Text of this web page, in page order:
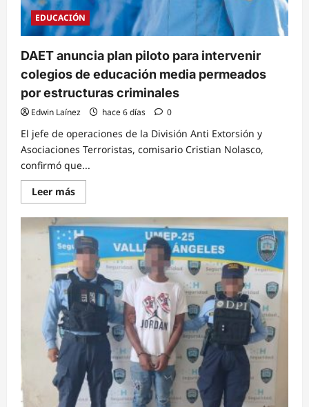
Negrito,
Yoro
EDUCACIÓN
DAET anuncia plan piloto para intervenir
colegios de educación media permeados
por estructuras criminales
Edwin Laínez hace 6 días 0
El jefe de operaciones de la División Anti Extorsión y
Asociaciones Terroristas, comisario Cristian Nolasco,
confirmó que...
Leer másRead
more
DAET
anuncia
plan
piloto
para
intervenir
colegios
de
educación
media
permeados
por
estructuras
criminales